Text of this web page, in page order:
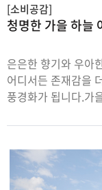
청명한 가을 하늘
은은한 향기와 우아
어디서든 존재감을
풍경화가 됩니다.가
가을 늦은 서리에도
상징으로 여겨졌어
[소비공감]